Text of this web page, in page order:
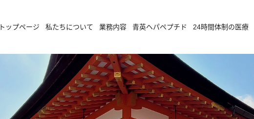
トップページ 私たちについて 業務内容 青英ヘパペプチド 24時間体制の医療